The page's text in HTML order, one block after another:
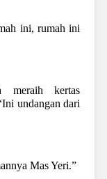
ini, rumah ini
meraih kertas
undangan dari
Mas Yeri.”